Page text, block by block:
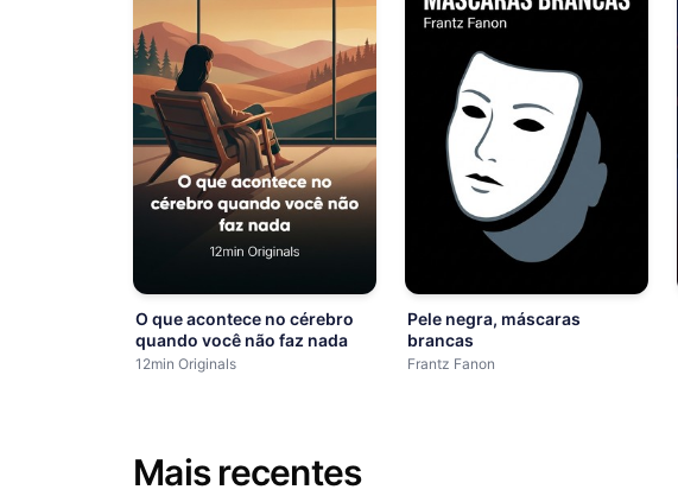
O que acontece no cérebro
quando você não faz nada
12min Originals
Pele negra, máscaras
brancas
Frantz Fanon
Mais recentes